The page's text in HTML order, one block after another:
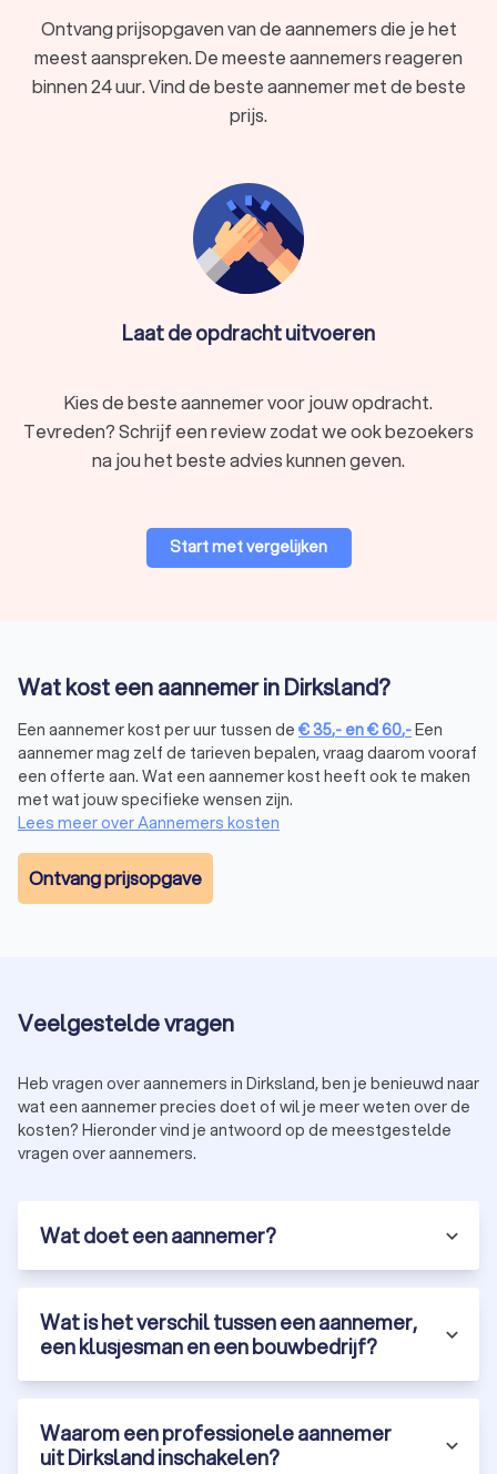
Ontvang prijsopgaven van de aannemers die je het
meest aanspreken. De meeste aannemers reageren
binnen 24 uur. Vind de beste aannemer met de beste
prijs.
Laat de opdracht uitvoeren
Kies de beste aannemer voor jouw opdracht.
Tevreden? Schrijf een review zodat we ook bezoekers
na jou het beste advies kunnen geven.
Start met vergelijken
Wat kost een aannemer in Dirksland?
Een aannemer kost per uur tussen de €35,- en€60,-Een
aannemer mag zelf de tarieven bepalen, vraag daarom vooraf
een offerte aan. Wat een aannemer kost heeft ook te maken
met wat jouw specifieke wensen zijn.
Lees meer over Aannemers kosten
Ontvang prijsopgave
Veelgestelde vragen
Heb vragen over aannemers in Dirksland, ben je benieuwd naar
wat een aannemer precies doet of wil je meer weten over de
kosten? Hieronder vind je antwoord op de meestgestelde
vragen over aannemers.
Wat doet een aannemer?
Wat is het verschil tussen een aannemer,
een klusjesman en een bouwbedrijf?
Waarom een professionele aannemer
uit Dirksland inschakelen?